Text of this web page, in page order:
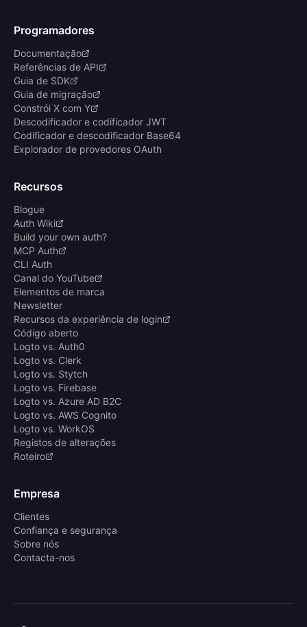
Programadores
Documentação
Referências de API
Guia de SDK
Guia de migração
Constrói X com Y
Descodificador e codificador JWT
Codificador e descodificador Base64
Explorador de provedores OAuth
Recursos
Blogue
Auth Wiki
Build your own auth?
MCP Auth
CLI Auth
Canal do YouTube
Elementos de marca
Newsletter
Recursos da experiência de login
Código aberto
Logto vs. Auth0
Logto vs. Clerk
Logto vs. Stytch
Logto vs. Firebase
Logto vs. Azure AD B2C
Logto vs. AWS Cognito
Logto vs. WorkOS
Registos de alterações
Roteiro
Empresa
Clientes
Confiança e segurança
Sobre nós
Contacta-nos